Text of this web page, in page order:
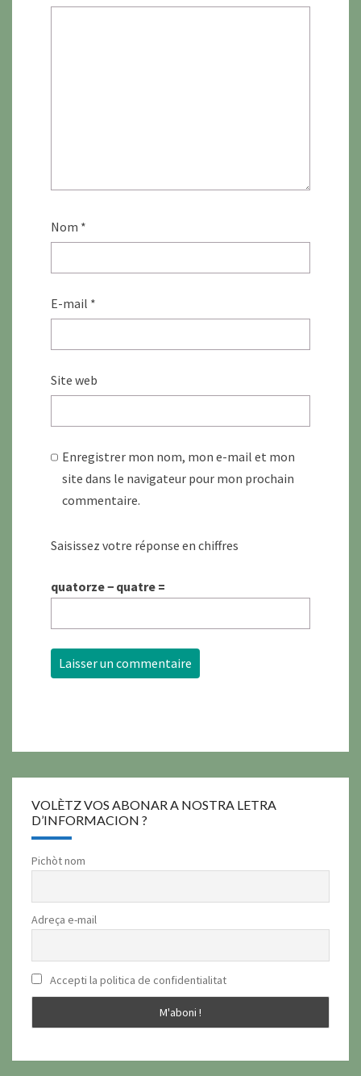
Nom *
E-mail *
Site web
Enregistrer mon nom, mon e-mail et mon
site dans le navigateur pour mon prochain
commentaire.
Saisissez votre réponse en chiffres
quatorze − quatre =
VOLÈTZ VOS ABONAR A NOSTRA LETRA
D’INFORMACION ?
Pichòt nom
Adreça e-mail
Accepti la politica de confidentialitat